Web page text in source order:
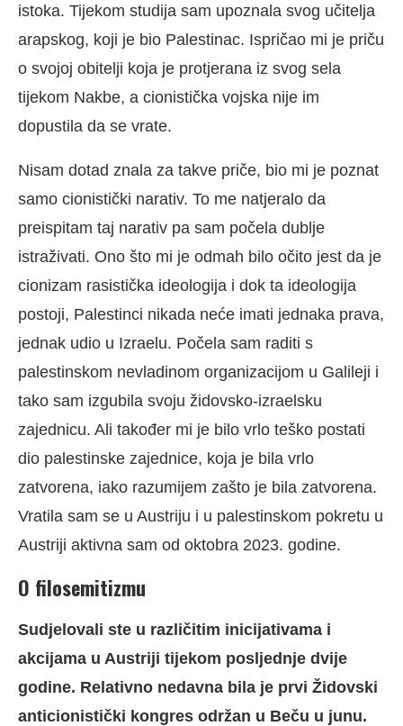
istoka. Tijekom studija sam upoznala svog učitelja
arapskog, koji je bio Palestinac. Ispričao mi je priču
o svojoj obitelji koja je protjerana iz svog sela
tijekom Nakbe, a cionistička vojska nije im
dopustila da se vrate.
Nisam dotad znala za takve priče, bio mi je poznat
samo cionistički narativ. To me natjeralo da
preispitam taj narativ pa sam počela dublje
istraživati. Ono što mi je odmah bilo očito jest da je
cionizam rasistička ideologija i dok ta ideologija
postoji, Palestinci nikada neće imati jednaka prava,
jednak udio u Izraelu. Počela sam raditi s
palestinskom nevladinom organizacijom u Galileji i
tako sam izgubila svoju židovsko-izraelsku
zajednicu. Ali također mi je bilo vrlo teško postati
dio palestinske zajednice, koja je bila vrlo
zatvorena, iako razumijem zašto je bila zatvorena.
Vratila sam se u Austriju i u palestinskom pokretu u
Austriji aktivna sam od oktobra 2023. godine.
O filosemitizmu
Sudjelovali ste u različitim inicijativama i
akcijama u Austriji tijekom posljednje dvije
godine. Relativno nedavna bila je prvi Židovski
anticionistički kongres održan u Beču u junu.